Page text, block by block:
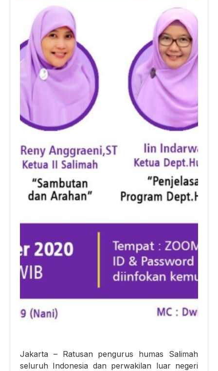
Jakarta – Ratusan pengurus humas Salimah
seluruh Indonesia dan perwakilan luar negeri